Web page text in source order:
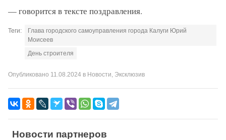
— говорится в тексте поздравления.
Теги:
Глава городского самоуправления города Калуги Юрий
Моисеев
День строителя
Опубликовано 11.08.2024 в Новости Эксклюзив
Новости партнеров